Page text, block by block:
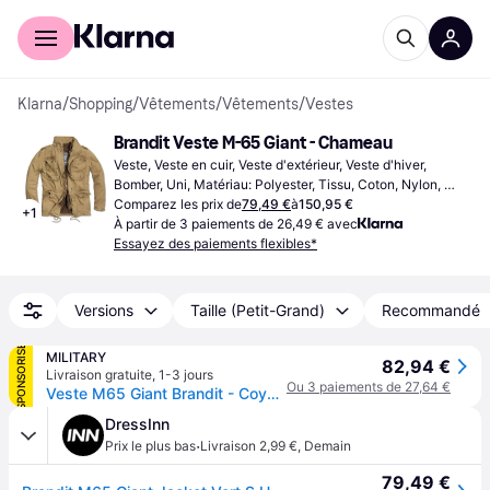
Acheter avec Klarna
Klarna/Shopping/Vêtements/Vêtements/Vestes
+1
Brandit Veste M-65 Giant - Chameau
Veste, Veste en cuir, Veste d'extérieur, Veste d'hiver,
Bomber, Uni, Matériau: Polyester, Tissu, Coton, Nylon,
Imperméable, Respirant, Bretelles Réglables, Bretelles
amovibles, Capuche, Doublé, Durable, Réglable, Poches,
Coupe-vent
Comparez les prix de79,49 €à150,95 €
À partir de 3 paiements de 26,49 € avec
Essayez des paiements flexibles*
Versions Taille (Petit-Grand) Recommandé
SPONSORISÉ
MILITARY
Livraison gratuite, 1-3 jours
Veste M65 Giant Brandit - Coyote
82,94 €
Ou 3 paiements de 27,64 €
DressInn
Prix le plus bas·Livraison 2,99 €, Demain
79,49 €